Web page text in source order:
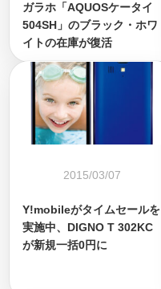
ガラホ「AQUOSケータイ
504SH」のブラック・ホワ
イトの在庫が復活
2015/03/07
Y!mobileがタイムセールを
実施中、DIGNO T 302KC
が新規一括0円に